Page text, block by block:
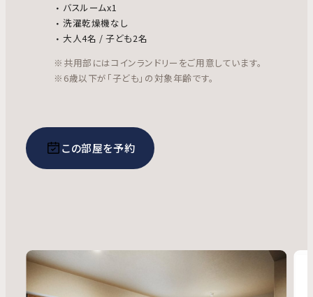
バスルームx1
洗濯乾燥機なし
大人4名 / 子ども2名
※共用部にはコインランドリーをご用意しています。
※6歳以下が「子ども」の対象年齢です。
この部屋を予約